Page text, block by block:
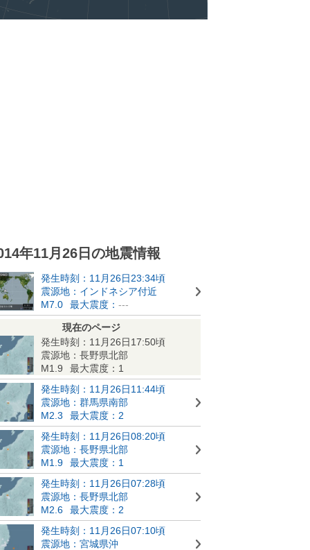
年11月26日の地震情報
発生時刻：11月26日23:34頃
震源地：インドネシア付近
M7.0
最大震度： ---
現在のページ
発生時刻：11月26日17:50頃
震源地：長野県北部
M1.9
最大震度：1
発生時刻：11月26日11:44頃
震源地：群馬県南部
M2.3
最大震度：2
発生時刻：11月26日08:20頃
震源地：長野県北部
M1.9
最大震度：1
発生時刻：11月26日07:28頃
震源地：長野県北部
M2.6
最大震度：2
発生時刻：11月26日07:10頃
震源地：宮城県沖